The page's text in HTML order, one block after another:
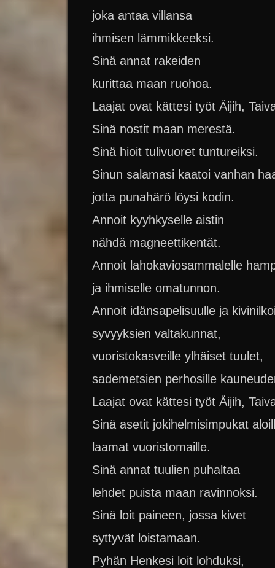
joka antaa villansa
ihmisen lämmikkeeksi.
Sinä annat rakeiden
kurittaa maan ruohoa.
Laajat ovat kättesi työt Äijih,
Sinä nostit maan merestä.
Sinä hioit tulivuoret tuntureiksi.
Sinun salamasi kaatoi vanhan
jotta punahärö löysi kodin.
Annoit kyyhkyselle aistin
nähdä magneettikentät.
Annoit lahokaviosammalelle
ja ihmiselle omatunnon.
Annoit idänsapelisuulle ja
syvyyksien valtakunnat,
vuoristokasveille ylhäiset tuulet,
sademetsien perhosille
Laajat ovat kättesi työt Äijih,
Sinä asetit jokihelmisimpukat
laamat vuoristomaille.
Sinä annat tuulien puhaltaa
lehdet puista maan ravinnoksi.
Sinä loit paineen, jossa kivet
syttyvät loistamaan.
Pyhän Henkesi loit lohduksi,